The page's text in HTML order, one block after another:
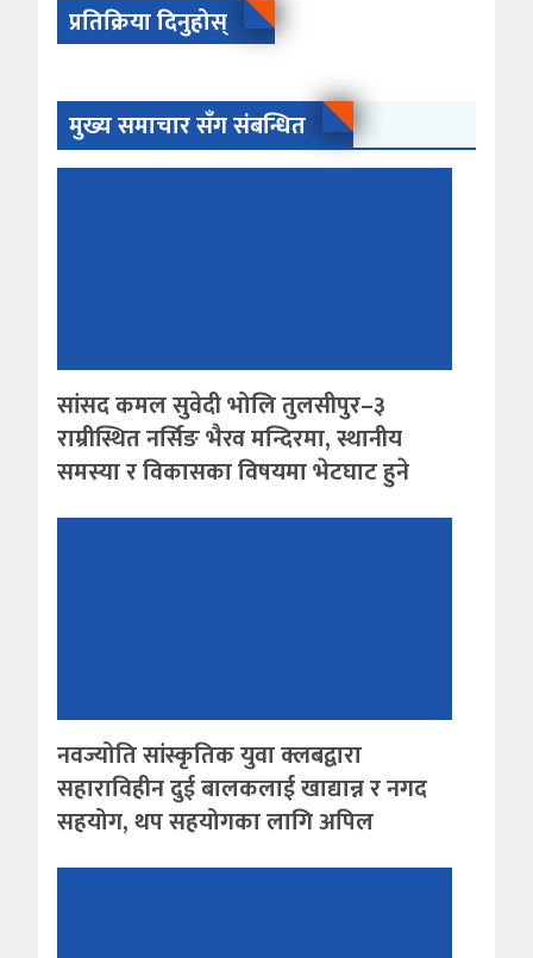
प्रतिक्रिया दिनुहोस्
मुख्य समाचार सँग संबन्धित
सांसद कमल सुवेदी भोलि तुलसीपुर–३
राम्रीस्थित नर्सिङ भैरव मन्दिरमा, स्थानीय
समस्या र विकासका विषयमा भेटघाट हुने
नवज्योति सांस्कृतिक युवा क्लबद्वारा
सहाराविहीन दुई बालकलाई खाद्यान्न र नगद
सहयोग, थप सहयोगका लागि अपिल